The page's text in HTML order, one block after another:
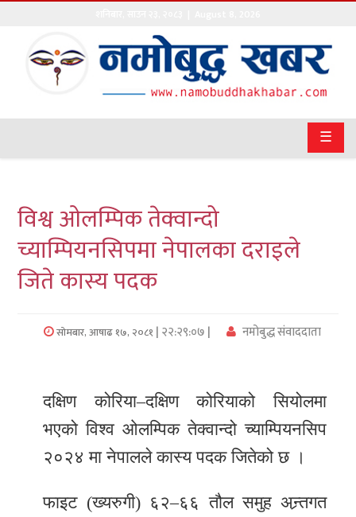
गृहपृष्ठ
राजनीति
प्रवास
अर्थवाणिज्य
खेलकुद
शैली
सूचना
प्रविधि
साहित्य
☰
विश्व ओलम्पिक तेक्वान्दो
च्याम्पियनसिपमा नेपालका दराइले
जिते कास्य पदक
सोमबार, आषाढ १७, २०८१ | २२:२९:०७ | नमोबुद्ध संवाददाता
दक्षिण कोरिया–दक्षिण कोरियाको सियोलमा
भएको विश्व ओलम्पिक तेक्वान्दो च्याम्पियनसिप
२०२४ मा नेपालले कास्य पदक जितेको छ ।
फाइट (ख्यरुगी) ६२–६६ तौल समुह अन्र्तगत